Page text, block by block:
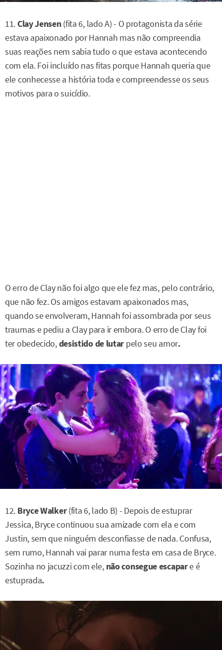
11.Clay Jensen(fita 6, lado A) - O protagonista da série
estava apaixonado por Hannah mas não compreendia
suas reações nem sabia tudo o que estava acontecendo
com ela. Foi incluído nas fitas porque Hannah queria que
ele conhecesse a história toda e compreendesse os seus
motivos para o suicídio.
O erro de Clay não foi algo que ele fez mas, pelo contrário,
que não fez. Os amigos estavam apaixonados mas,
quando se envolveram, Hannah foi assombrada por seus
traumas e pediu a Clay para ir embora. O erro de Clay foi
ter obedecido,desistido de lutar pelo seu amor.
12. Bryce Walker(fita 6, lado B) - Depois de estuprar
Jessica, Bryce continuou sua amizade com ela e com
Justin, sem que ninguém desconfiasse de nada. Confusa,
sem rumo, Hannah vai parar numa festa em casa de Bryce.
Sozinha no jacuzzi com ele,não consegue escapare é
estuprada.